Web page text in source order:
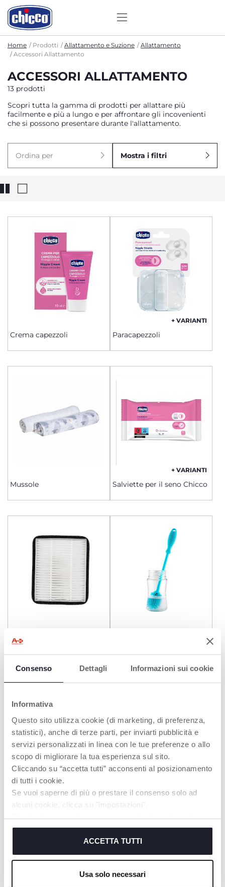
Consenso Dettagli Informazioni sui cookie
Informativa
Questo sito utilizza cookie (di marketing, di preferenza,
statistici), anche di terze parti, per inviarti pubblicità e
servizi personalizzati in linea con le tue preferenze o allo
scopo di migliorare la tua esperienza sul sito.
Cliccando su “accetta tutti” acconsenti al posizionamento
di tutti i cookie.
Se vuoi saperne di più o prestare il consenso solo ad
alcuni cookie, clicca su "impostazioni".
Chiudendo questo banner acconsenti all’uso dei soli
cookie tecnici, indispensabili per fruire del servizio
ACCETTA TUTTI
Usa solo necessari
Home Prodotti Allattamento e Suzione
Allattamento
Accessori Allattamento
ACCESSORI ALLATTAMENTO
13 prodotti
Scopri tutta la gamma di prodotti per allattare più
facilmente e più a lungo e per affrontare gli incovenienti
che si possono presentare durante l'allattamento.
Ordina per Mostra i filtri
Crema capezzoli
+ VARIANTI
Paracapezzoli
Mussole
+ VARIANTI
Salviette per il seno Chicco
Scolabiberon - 0m+
post parto 4in1